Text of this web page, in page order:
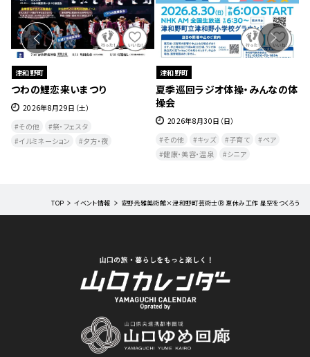
の体
津和野町
【石見神楽】津和野夜神楽公演
2026年4月4日(土)・5月16日(土)・6月20
アート・歴史・文化
体験
津和野町
津和野盆踊り公演＆体験会
日（土）8月14日（金）
その他
アート・歴史・文化
教室・研修
夕方・夜​
TOP イベント情報 安野光雅美術館×津和野町芸術士Ⓡ 夏休み工作 星空をつくろう